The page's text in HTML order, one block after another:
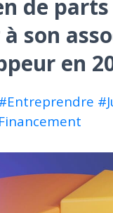
de parts
son
en
Financement